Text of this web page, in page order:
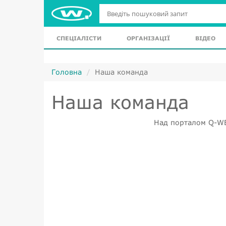
СПЕЦІАЛІСТИ ОРГАНІЗАЦІЇ ВІДЕО
Головна Наша команда
Наша команда
Над порталом Q-